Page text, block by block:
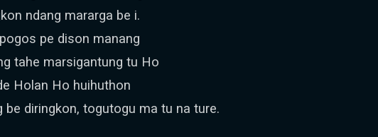
ndang mararga be i.
pe dison manang
tahe marsigantung tu Ho
Holan Ho huihuthon
be diringkon, togutogu ma tu na ture.